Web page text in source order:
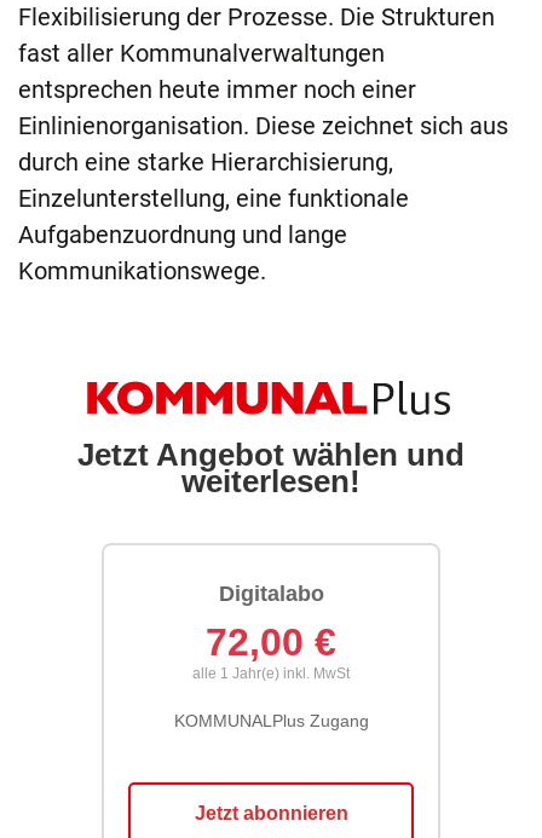
Flexibilisierung der Prozesse. Die Strukturen
fast aller Kommunalverwaltungen
entsprechen heute immer noch einer
Einlinienorganisation. Diese zeichnet sich aus
durch eine starke Hierarchisierung,
Einzelunterstellung, eine funktionale
Aufgabenzuordnung und lange
Kommunikationswege.